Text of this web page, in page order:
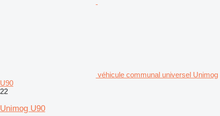
véhicule communal universel Unimog
U90
22
Unimog U90